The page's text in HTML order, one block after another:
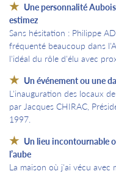
Une personnalité
estimez
Sans hésitation : Philippe
fréquenté beaucoup dans
l'idéal du rôle d'élu avec
Un événement ou une
L'inauguration des locaux
par Jacques CHIRAC,
1997.
Un lieu incontournable
l’aube
La maison où j'ai vécu avec